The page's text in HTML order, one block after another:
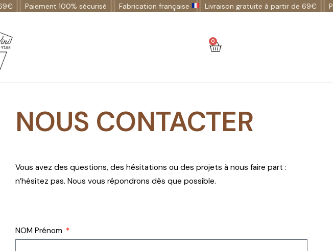
Paiement 100% sécurisé Fabrication française Livraison gratuite à partir de 69€
0
NOUS CONTACTER
Vous avez des questions, des hésitations ou des projets à nous faire part :
n’hésitez pas. Nous vous répondrons dès que possible.
NOM Prénom